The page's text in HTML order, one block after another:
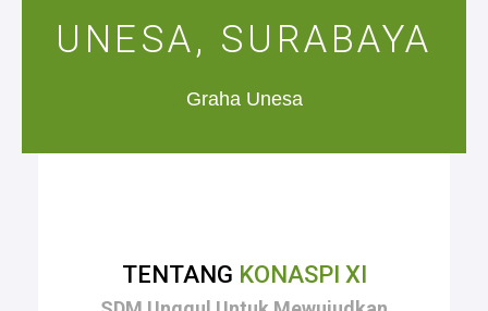
UNESA, SURABAYA
Graha Unesa
TENTANG KONASPI XI